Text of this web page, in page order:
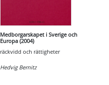
Medborgarskapet i Sverige och
Europa (2004)
räckvidd och rättigheter
Hedvig Bernitz